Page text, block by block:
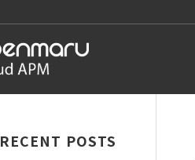
RECENT POSTS